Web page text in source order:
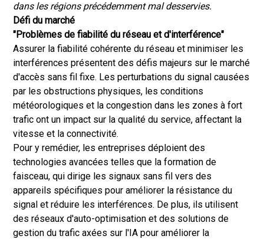
dans les régions précédemment mal desservies.
Défi du marché
"Problèmes de fiabilité du réseau et d'interférence"
Assurer la fiabilité cohérente du réseau et minimiser les
interférences présentent des défis majeurs sur le marché
d'accès sans fil fixe. Les perturbations du signal causées
par les obstructions physiques, les conditions
météorologiques et la congestion dans les zones à fort
trafic ont un impact sur la qualité du service, affectant la
vitesse et la connectivité.
Pour y remédier, les entreprises déploient des
technologies avancées telles que la formation de
faisceau, qui dirige les signaux sans fil vers des
appareils spécifiques pour améliorer la résistance du
signal et réduire les interférences. De plus, ils utilisent
des réseaux d'auto-optimisation et des solutions de
gestion du trafic axées sur l'IA pour améliorer la